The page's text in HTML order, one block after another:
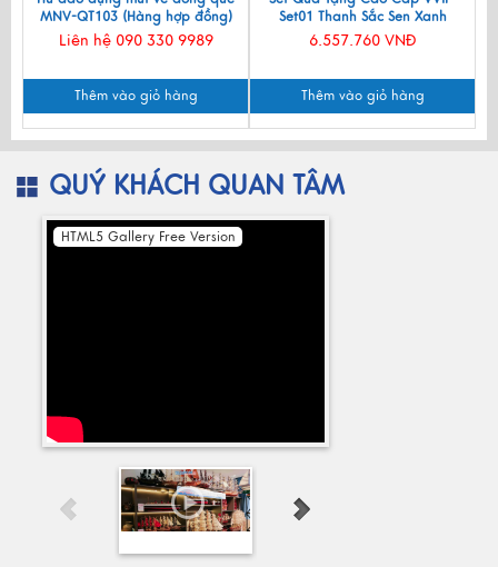
MNV-QT103 (Hàng hợp đồng)
Liên hệ 090 330 9989
Thêm vào giỏ hàng
Set01 Thanh Sắc Sen Xanh
6.557.760 VNĐ
Thêm vào giỏ hàng
QUÝ KHÁCH QUAN TÂM
HTML5 Gallery Free Version